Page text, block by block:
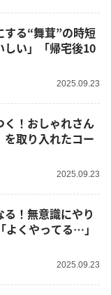
する“舞茸”の時短
しい」「帰宅後10
2025.09.23
く！おしゃれさん
取り入れたコー
2025.09.23
！無意識にやり
よくやってる…」
2025.09.23